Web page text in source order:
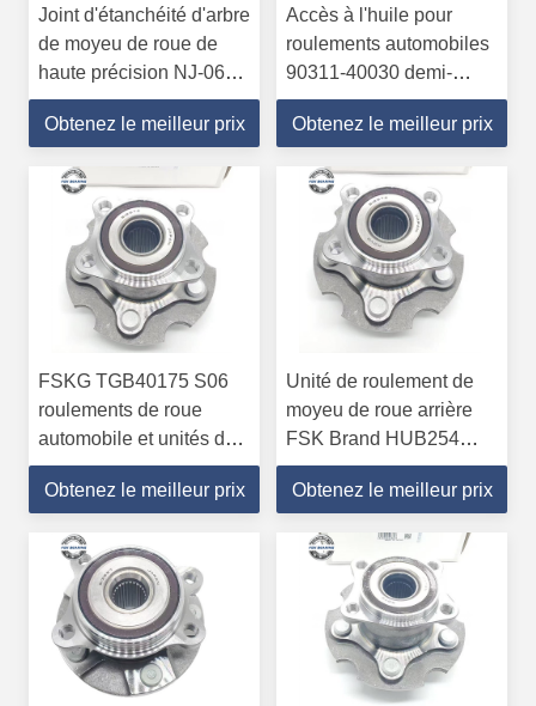
Joint d'étanchéité d'arbre
de moyeu de roue de
haute précision NJ-069
50*68*8mm ABEC-
3/ABEC-5 Précision
Obtenez le meilleur prix
Accès à l'huile pour
roulements automobiles
90311-40030 demi-
arbre/selle différentielle
40*64*8/14.5 mm
Obtenez le meilleur prix
FSKG TGB40175 S06
roulements de roue
automobile et unités de
moyeu 32*129*59mm
Obtenez le meilleur prix
Unité de roulement de
moyeu de roue arrière
FSK Brand HUB254
28*120*49.5mm Vente
chaude
Obtenez le meilleur prix